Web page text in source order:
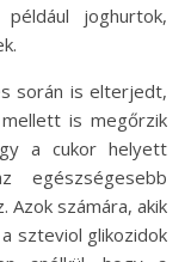
joghurtok,
során is elterjedt,
is megőrzik
a cukor helyett
egészségesebb
Azok számára, akik
szteviol glikozidok